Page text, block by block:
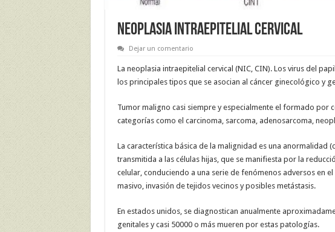
NEOPLASIA INTRAEPITELIAL CERVICAL
Dejar un comentario
La neoplasia intraepitelial cervical (NIC, CIN). Los virus del
los principales tipos que se asocian al cáncer ginecológico y
Tumor maligno casi siempre y especialmente el formado por
categorías como el carcinoma, sarcoma, adenosarcoma,
La característica básica de la malignidad es una anormalidad
transmitida a las células hijas, que se manifiesta por la
celular, conduciendo a una serie de fenómenos adversos en
masivo, invasión de tejidos vecinos y posibles metástasis.
En estados unidos, se diagnostican anualmente
genitales y casi 50000 o más mueren por estas patologías.